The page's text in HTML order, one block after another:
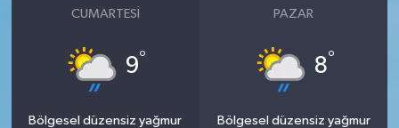
CUMARTESI
9°
Bölgesel düzensiz yağmur
PAZAR
8°
Bölgesel düzensiz yağmur